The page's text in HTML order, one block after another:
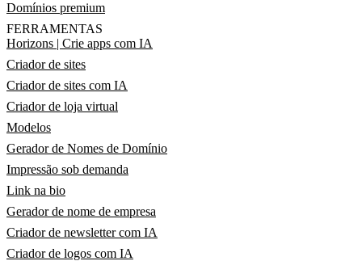
Domínios premium
FERRAMENTAS
Horizons | Crie apps com IA
Criador de sites
Criador de sites com IA
Criador de loja virtual
Modelos
Gerador de Nomes de Domínio
Impressão sob demanda
Link na bio
Gerador de nome de empresa
Criador de newsletter com IA
Criador de logos com IA